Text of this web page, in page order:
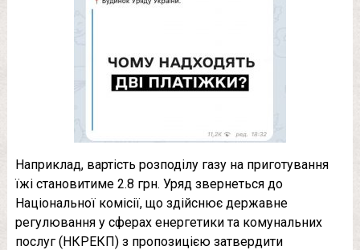
Наприклад, вартість розподілу газу на приготування
їжі становитиме 2.8 грн. Уряд звернеться до
Національної комісії, що здійснює державне
регулювання у сферах енергетики та комунальних
послуг (НКРЕКП) з пропозицією затвердити